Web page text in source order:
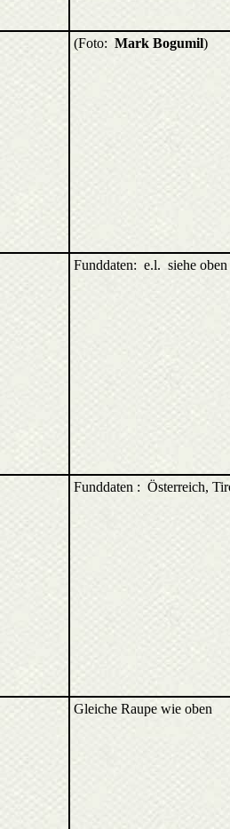
(Foto: Mark Bogumil)
Funddaten: e.l. siehe
Funddaten : Österreich,
Gleiche Raupe wie oben